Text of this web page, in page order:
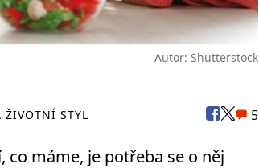
Autor: Shutterstock
ŽIVOTNÍ STYL 5
co máme, je potřeba se o něj